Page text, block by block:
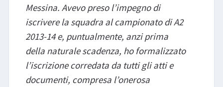
Messina. Avevo preso l’impegno di
iscrivere la squadra al campionato di A2
2013-14 e, puntualmente, anzi prima
della naturale scadenza, ho formalizzato
l’iscrizione corredata da tutti gli atti e
documenti, compresa l’onerosa